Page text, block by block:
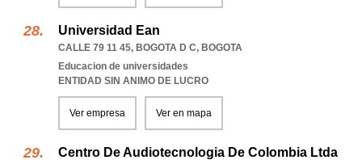
Universidad Ean
CALLE 79 11 45, BOGOTA D C, BOGOTA
Educacion de universidades
ENTIDAD SIN ANIMO DE LUCRO
Ver empresa Ver en mapa
Centro De Audiotecnologia De Colombia Ltda